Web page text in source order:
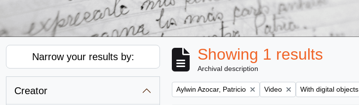
Narrow your results by:
Creator
Showing 1 results
Archival description
Remove filter:
Aylwin Azocar, Patricio Remove filter:
Video Remove filter:
With digital objects